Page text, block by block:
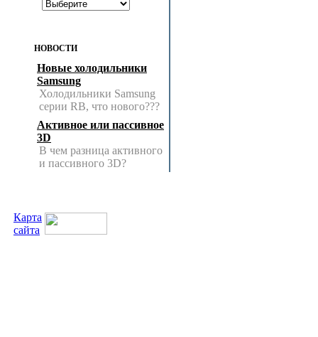
НОВОСТИ
Новые холодильники
Samsung
Холодильники Samsung
серии RB, что нового???
Активное или пассивное
3D
В чем разница активного
и пассивного 3D?
Карта
сайта